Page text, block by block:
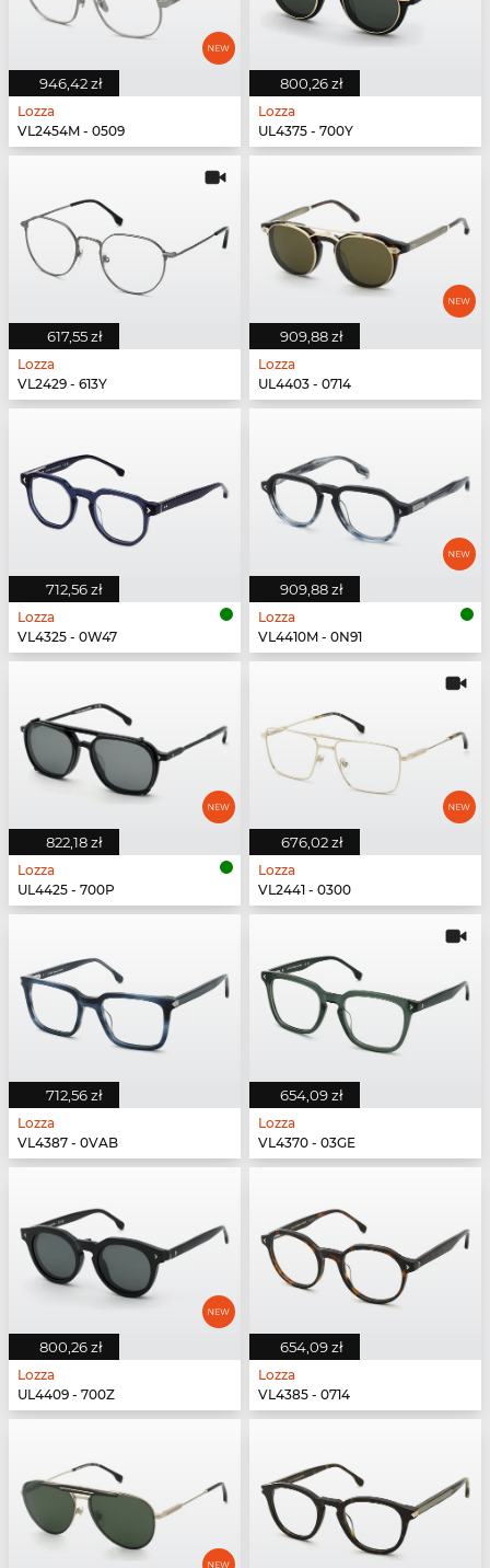
946,42 zł
Lozza
VL2454M - 0509
800,26 zł
Lozza
UL4375 - 700Y
617,55 zł
Lozza
VL2429 - 613Y
909,88 zł
Lozza
UL4403 - 0714
712,56 zł
Lozza
VL4325 - 0W47
909,88 zł
Lozza
VL4410M - 0N91
822,18 zł
Lozza
UL4425 - 700P
676,02 zł
Lozza
VL2441 - 0300
712,56 zł
Lozza
VL4387 - 0VAB
654,09 zł
Lozza
VL4370 - 03GE
800,26 zł
Lozza
UL4409 - 700Z
654,09 zł
Lozza
VL4385 - 0714